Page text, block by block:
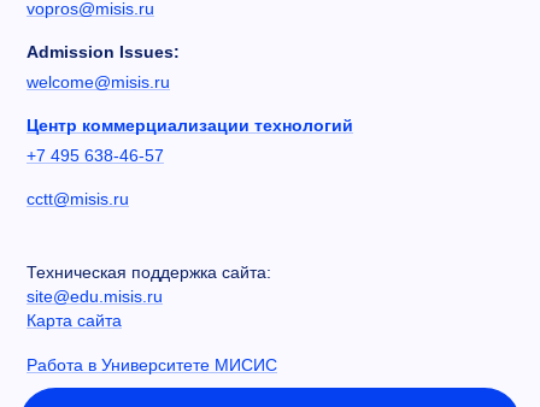
vopros@misis.ru
Admission Issues:
welcome@misis.ru
Центр коммерциализации технологий
+7 495 638-46-57
cctt@misis.ru
Техническая поддержка сайта:
site@edu.misis.ru
Карта сайта
Работа в Университете МИСИС